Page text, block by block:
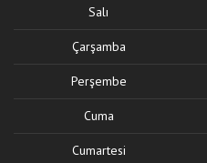
Salı
Çarşamba
Perşembe
Cuma
Cumartesi